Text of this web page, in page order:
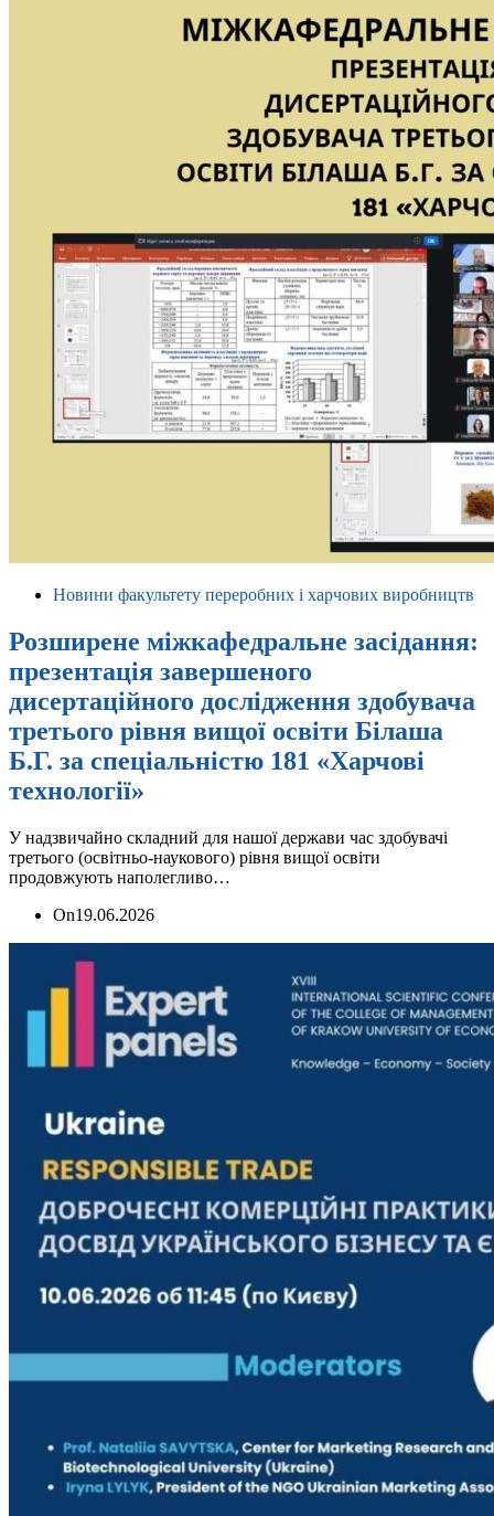
Новини факультету переробних і харчових виробництв
Розширене міжкафедральне засідання:
презентація завершеного
дисертаційного дослідження здобувача
третього рівня вищої освіти Білаша
Б.Г. за спеціальністю 181 «Харчові
технології»
У надзвичайно складний для нашої держави час здобувачі
третього (освітньо-наукового) рівня вищої освіти
продовжують наполегливо…
On19.06.2026